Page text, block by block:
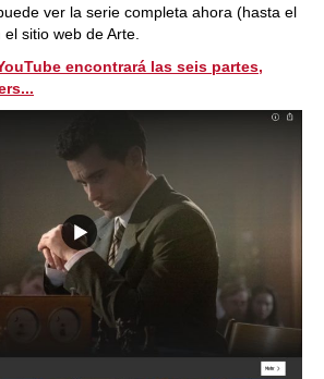
ver la serie completa ahora (hasta el
sitio web de Arte.
encontrará las seis partes,